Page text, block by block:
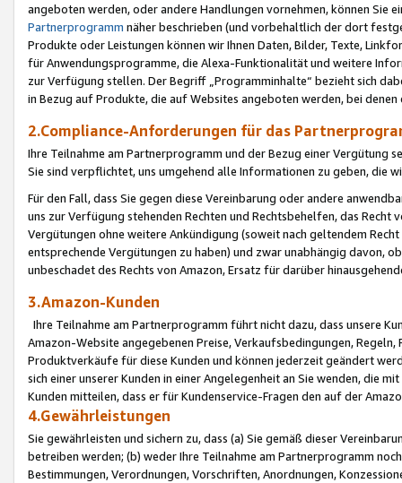
angeboten werden, oder andere Handlungen vornehmen, können Sie
Partnerprogramm näher beschrieben (und vorbehaltlich der dort
Produkte oder Leistungen können wir Ihnen Daten, Bilder, Texte,
für Anwendungsprogramme, die Alexa-Funktionalität und weitere
zur Verfügung stellen. Der Begriff „Programminhalte“ bezieht sich
in Bezug auf Produkte, die auf Websites angeboten werden, bei
2.Compliance-Anforderungen für das
Ihre Teilnahme am Partnerprogramm und der Bezug einer Vergütung
Sie sind verpflichtet, uns umgehend alle Informationen zu geben, die
Für den Fall, dass Sie gegen diese Vereinbarung oder andere
uns zur Verfügung stehenden Rechten und Rechtsbehelfen, das
Vergütungen ohne weitere Ankündigung (soweit nach geltendem
entsprechende Vergütungen zu haben) und zwar unabhängig davon,
unbeschadet des Rechts von Amazon, Ersatz für darüber
3.Amazon-Kunden
Ihre Teilnahme am Partnerprogramm führt nicht dazu, dass unsere
Amazon-Website angegebenen Preise, Verkaufsbedingungen,
Produktverkäufe für diese Kunden und können jederzeit geändert
sich einer unserer Kunden in einer Angelegenheit an Sie wenden, die
Kunden mitteilen, dass er für Kundenservice-Fragen den auf der
4.Gewährleistungen
Sie gewährleisten und sichern zu, dass (a) Sie gemäß dieser
betreiben werden; (b) weder Ihre Teilnahme am Partnerprogramm
Bestimmungen, Verordnungen, Vorschriften, Anordnungen,